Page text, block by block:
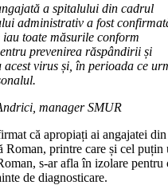
a spitalului din cadrul
administrativ a fost
toate măsurile conform
prevenirea răspândirii și
virus și, în perioada ce
manager SMUR
că apropiați ai angajatei
printre care și cel puțin
s-ar afla în izolare pentru
de diagnosticare.